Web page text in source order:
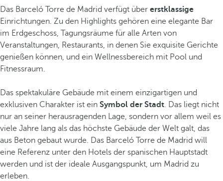
Das Barceló Torre de Madrid verfügt über erstklassige
Einrichtungen. Zu den Highlights gehören eine elegante Bar
im Erdgeschoss, Tagungsräume für alle Arten von
Veranstaltungen, Restaurants, in denen Sie exquisite Gerichte
genießen können, und ein Wellnessbereich mit Pool und
Fitnessraum.
Das spektakuläre Gebäude mit einem einzigartigen und
exklusiven Charakter ist ein Symbol der Stadt. Das liegt nicht
nur an seiner herausragenden Lage, sondern vor allem weil es
viele Jahre lang als das höchste Gebäude der Welt galt, das
aus Beton gebaut wurde. Das Barceló Torre de Madrid will
eine Referenz unter den Hotels der spanischen Hauptstadt
werden und ist der ideale Ausgangspunkt, um Madrid zu
erleben.